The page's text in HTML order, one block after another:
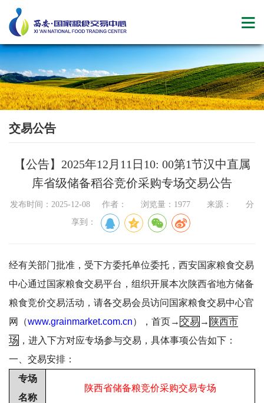
交易公告
【公告】2025年12月11日10: 00第1节汉中直属
库省级储备稻谷竞价采购专场交易公告
发布时间：2025-12-08 作者： 浏览量：1977 来源： 分
享到：
经有关部门批准，受下方委托单位委托，西安国家粮食交易
中心通过国家粮食交易平台，组织开展本次陕西省地方储备
粮食竞价交易活动， 请各交易会员访问国家粮食交易中心官
网（www.grainmarket.com.cn）， 首页→ 交易 → 陕西市
场 ，进入下方对应专场参与交易， 具体事项公告如下：
一、交易安排：
专场
名称
陕西省储备粮竞价采购交易专场